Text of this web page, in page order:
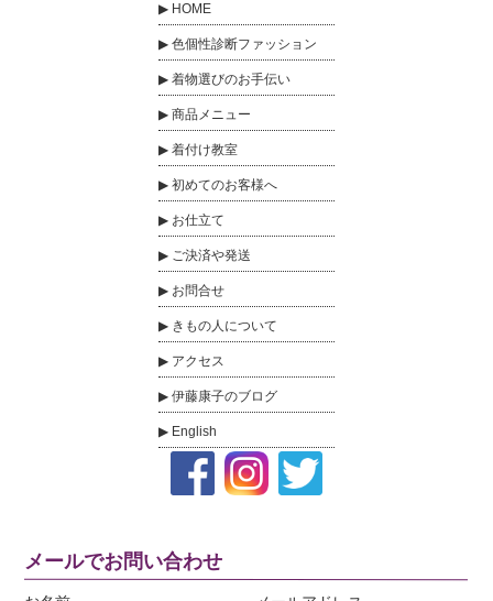
HOME
色個性診断ファッション
着物選びのお手伝い
商品メニュー
着付け教室
初めてのお客様へ
お仕立て
ご決済や発送
お問合せ
きもの人について
アクセス
伊藤康子のブログ
English
メールでお問い合わせ